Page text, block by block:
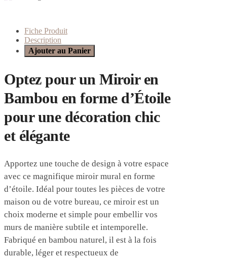
Fiche Produit
Description
Ajouter au Panier
Optez pour un Miroir en
Bambou en forme d’Étoile
pour une décoration chic
et élégante
Apportez une touche de design à votre espace
avec ce magnifique miroir mural en forme
d’étoile. Idéal pour toutes les pièces de votre
maison ou de votre bureau, ce miroir est un
choix moderne et simple pour embellir vos
murs de manière subtile et intemporelle.
Fabriqué en bambou naturel, il est à la fois
durable, léger et respectueux de